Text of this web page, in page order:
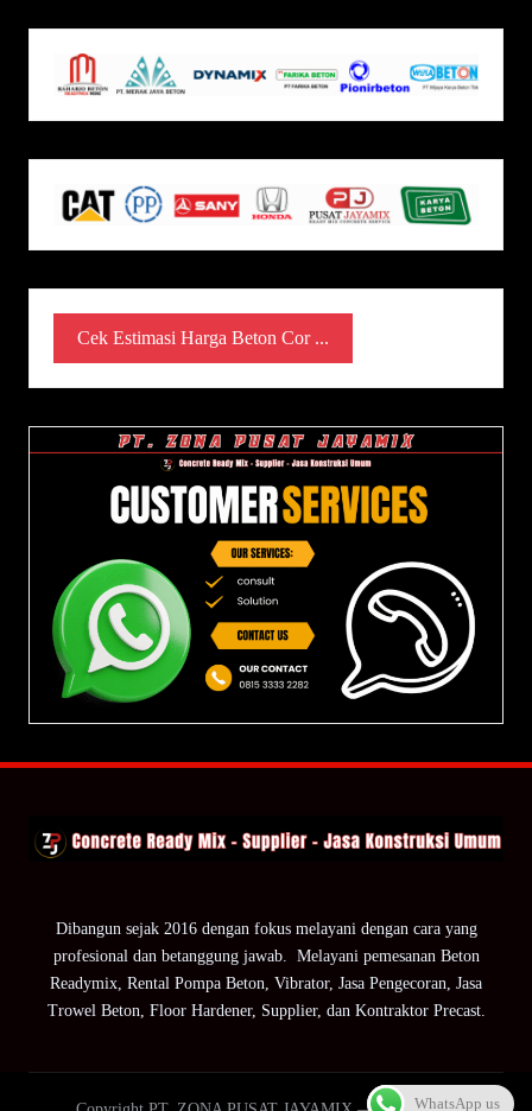
Cek Estimasi Harga Beton Cor ...
Dibangun sejak 2016 dengan fokus melayani dengan cara yang
profesional dan betanggung jawab. Melayani pemesanan Beton
Readymix, Rental Pompa Beton, Vibrator, Jasa Pengecoran, Jasa
Trowel Beton, Floor Hardener, Supplier, dan Kontraktor Precast.
WhatsApp us